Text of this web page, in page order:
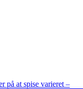
på at spise varieret –